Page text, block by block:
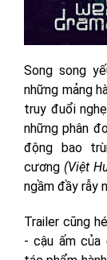
Song song
những mảng
truy đuổi
những phân
động bao
cương (Việt
ngầm đầy rẫy
Trailer cũng
- cậu ấm của